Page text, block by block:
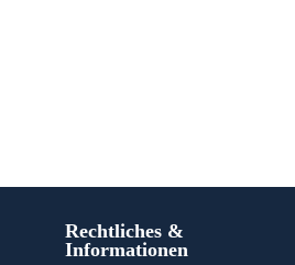
Rechtliches &
Informationen